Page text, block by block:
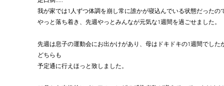
我が家では1人ずつ体調を崩し常に誰かが寝込んでいる状態だったの
やっと落ち着き、先週やっとみんなが元気な1週間を過ごせました。
先週は息子の運動会にお出かけがあり、母はドキドキの1週間でした
どちらも
予定通に行えほっと致しました。